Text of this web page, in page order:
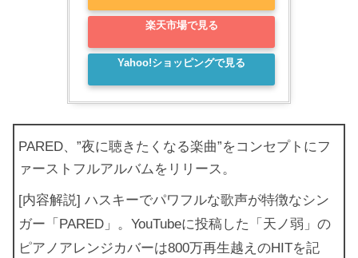
楽天市場で見る
Yahoo!ショッピングで見る
PARED、”夜に聴きたくなる楽曲”をコンセプトにフ
ァーストフルアルバムをリリース。
[内容解説] ハスキーでパワフルな歌声が特徴なシン
ガー「PARED」。YouTubeに投稿した「天ノ弱」の
ピアノアレンジカバーは800万再生越えのHITを記